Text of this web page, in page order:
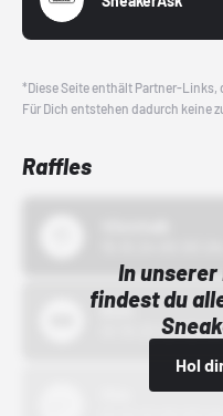
*Diese Seite enthält Partner-
Für Dich entstehen dadurch keine
Raffles
In unserer
findest du
Hol
Bstn
01.10.22 00:00